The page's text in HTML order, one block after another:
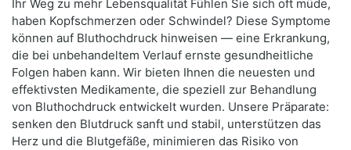
Ihr Weg zu mehr Lebensqualität Fühlen Sie sich oft müde,
haben Kopfschmerzen oder Schwindel? Diese Symptome
können auf Bluthochdruck hinweisen — eine Erkrankung,
die bei unbehandeltem Verlauf ernste gesundheitliche
Folgen haben kann. Wir bieten Ihnen die neuesten und
effektivsten Medikamente, die speziell zur Behandlung
von Bluthochdruck entwickelt wurden. Unsere Präparate:
senken den Blutdruck sanft und stabil, unterstützen das
Herz und die Blutgefäße, minimieren das Risiko von